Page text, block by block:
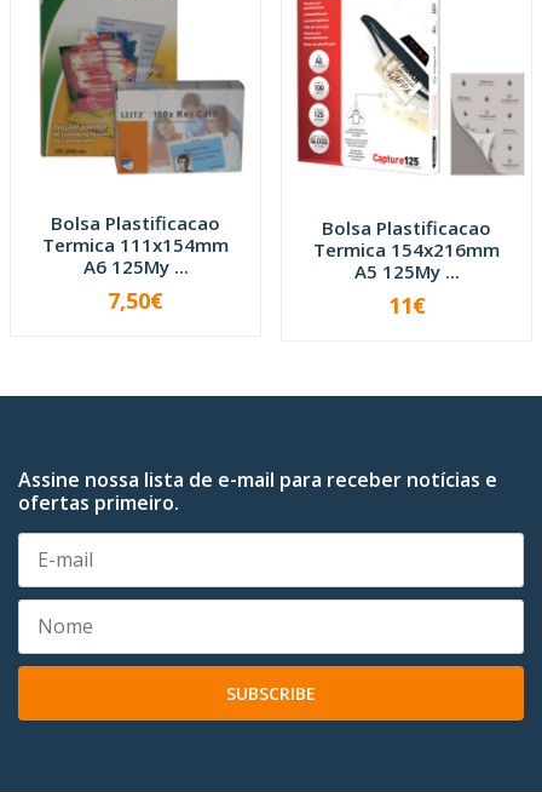
Bolsa Plastificacao
Termica 111x154mm
A6 125My ...
+
7,50€
Bolsa Plastificacao
Termica 154x216mm
A5 125My ...
+
11€
Assine nossa lista de e-mail para receber notícias e
ofertas primeiro.
SUBSCRIBE